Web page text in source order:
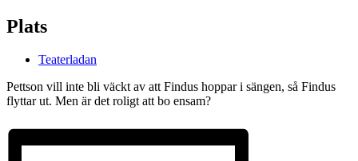
Plats
Teaterladan
Pettson vill inte bli väckt av att Findus hoppar i sängen, så Findus
flyttar ut. Men är det roligt att bo ensam?